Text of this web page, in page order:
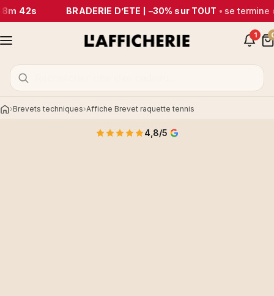
42s BRADERIE D’ÉTÉ | –30% sur TOUT• se termine
1
AccueilBrevets techniques Affiche Brevet raquette tennis
4,8/5